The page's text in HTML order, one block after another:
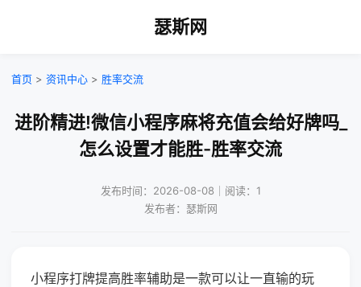
瑟斯网
首页 > 资讯中心 > 胜率交流
进阶精进!微信小程序麻将充值会给好牌吗_
怎么设置才能胜-胜率交流
发布时间：2026-08-08｜阅读：1
发布者：瑟斯网
小程序打牌提高胜率辅助是一款可以让一直输的玩